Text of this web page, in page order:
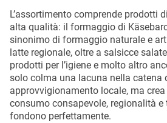
L’assortimento comprende prodotti
alta qualità: il formaggio di
sinonimo di formaggio naturale e
latte regionale, oltre a salsicce
prodotti per l’igiene e molto altro
solo colma una lacuna nella catena
approvvigionamento locale, ma
consumo consapevole, regionalità
fondono perfettamente.